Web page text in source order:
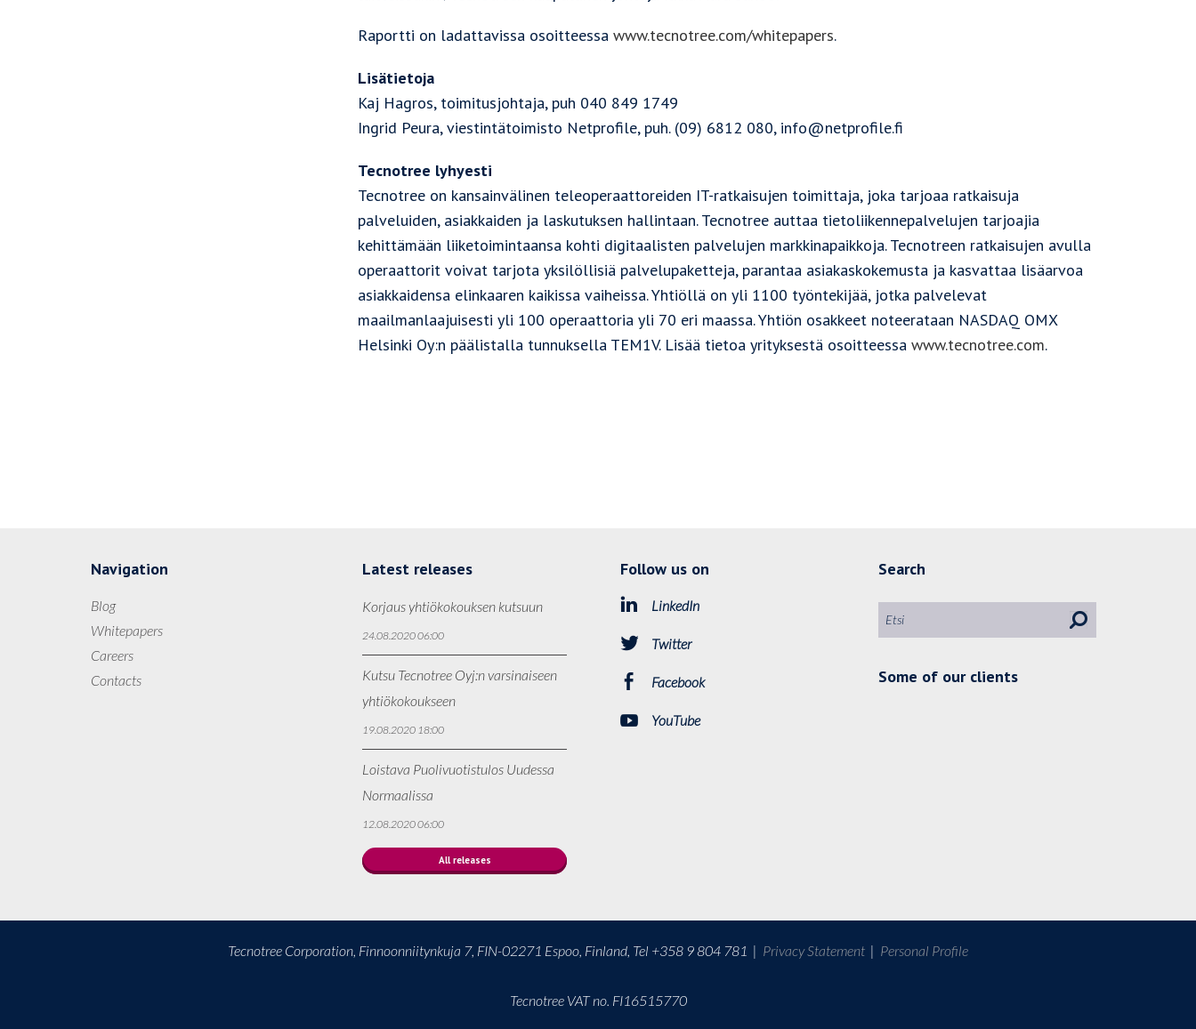
Raportti on ladattavissa osoitteessa www.tecnotree.com/whitepapers.
Lisätietoja
Kaj Hagros, toimitusjohtaja, puh 040 849 1749
Ingrid Peura, viestintätoimisto Netprofile, puh. (09) 6812 080, info@netprofile.fi
Tecnotree lyhyesti
Tecnotree on kansainvälinen teleoperaattoreiden IT-ratkaisujen toimittaja, joka tarjoaa ratkaisuja
palveluiden, asiakkaiden ja laskutuksen hallintaan. Tecnotree auttaa tietoliikennepalvelujen tarjoajia
kehittämään liiketoimintaansa kohti digitaalisten palvelujen markkinapaikkoja. Tecnotreen ratkaisujen avulla
operaattorit voivat tarjota yksilöllisiä palvelupaketteja, parantaa asiakaskokemusta ja kasvattaa lisäarvoa
asiakkaidensa elinkaaren kaikissa vaiheissa. Yhtiöllä on yli 1100 työntekijää, jotka palvelevat
maailmanlaajuisesti yli 100 operaattoria yli 70 eri maassa. Yhtiön osakkeet noteerataan NASDAQ OMX
Helsinki Oy:n päälistalla tunnuksella TEM1V. Lisää tietoa yrityksestä osoitteessa www.tecnotree.com.
Navigation
Blog
Whitepapers
Careers
Contacts
Latest releases
Korjaus yhtiökokouksen kutsuun
24.08.2020 06:00
Kutsu Tecnotree Oyj:n varsinaiseen
yhtiökokoukseen
19.08.2020 18:00
Loistava Puolivuotistulos Uudessa
Normaalissa
12.08.2020 06:00
All releases
Follow us on
LinkedIn
Twitter
Facebook
YouTube
Search
Some of our clients
Tecnotree Corporation, Finnoonniitynkuja 7, FIN-02271 Espoo, Finland, Tel +358 9 804 781 | Privacy Statement | Personal Profile
Tecnotree VAT no. FI16515770